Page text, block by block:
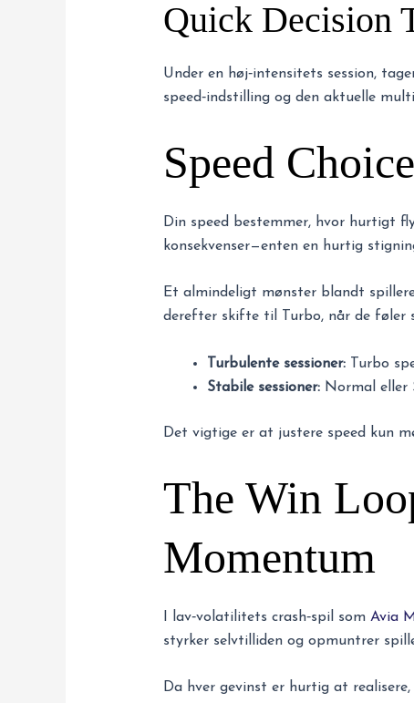
Quick Decision
Under en høj‑intensitets session,
speed‑indstilling og den aktuelle
Speed
Din speed bestemmer, hvor hurtigt
konsekvenser—enten en hurtig
Et almindeligt mønster blandt
derefter skifte til Turbo, når de føler
Turbulente sessioner:Turbo
Stabile sessioner:Normal eller
Det vigtige er at justere speed kun
The Win
Momentum
I lav‑volatilitets crash‑spil som Avia
styrker selvtilliden og opmuntrer
Da hver gevinst er hurtig at